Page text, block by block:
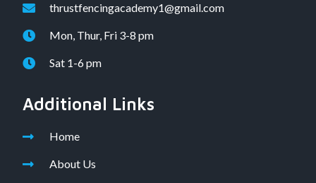
thrustfencingacademy1@gmail.com
Mon, Thur, Fri 3-8 pm
Sat 1-6 pm
Additional Links
Home
About Us